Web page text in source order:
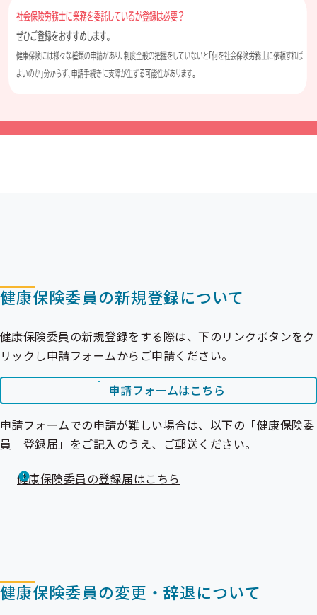
健康保険委員の新規登録について
健康保険委員の新規登録をする際は、下のリンクボタンをク
リックし申請フォームからご申請ください。
申請フォームはこちら
申請フォームでの申請が難しい場合は、以下の「健康保険委
員 登録届」をご記入のうえ、ご郵送ください。
健康保険委員の登録届はこちら
健康保険委員の変更・辞退について